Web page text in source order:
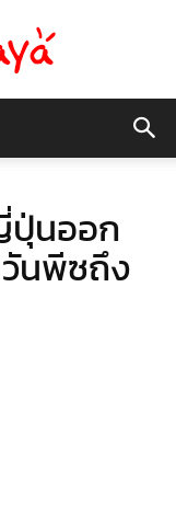
นออก
วันพีซถึง